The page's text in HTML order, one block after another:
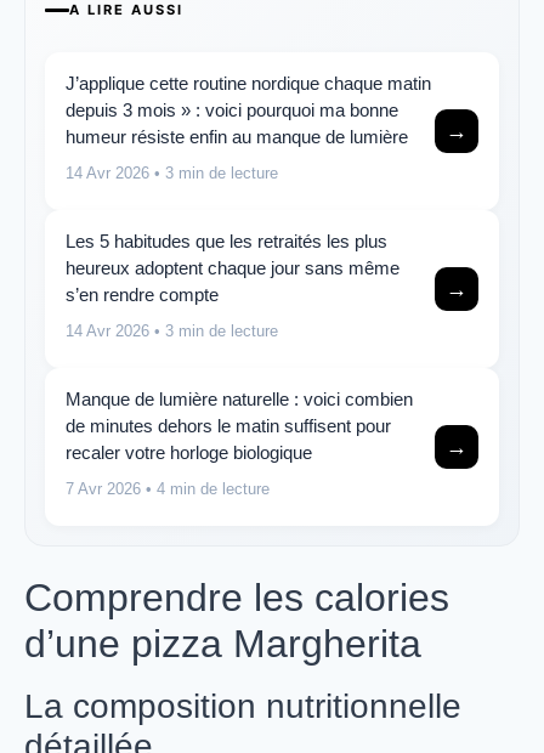
A LIRE AUSSI
J’applique cette routine nordique chaque matin
depuis 3 mois » : voici pourquoi ma bonne
humeur résiste enfin au manque de lumière
14 Avr 2026 • 3 min de lecture
→
Les 5 habitudes que les retraités les plus
heureux adoptent chaque jour sans même
s’en rendre compte
14 Avr 2026 • 3 min de lecture
→
Manque de lumière naturelle : voici combien
de minutes dehors le matin suffisent pour
recaler votre horloge biologique
7 Avr 2026 • 4 min de lecture
→
Comprendre les calories
d’une pizza Margherita
La composition nutritionnelle